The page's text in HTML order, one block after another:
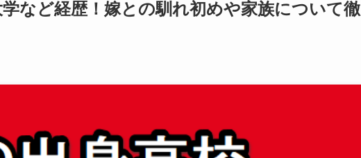
など経歴！嫁との馴れ初めや家族について徹